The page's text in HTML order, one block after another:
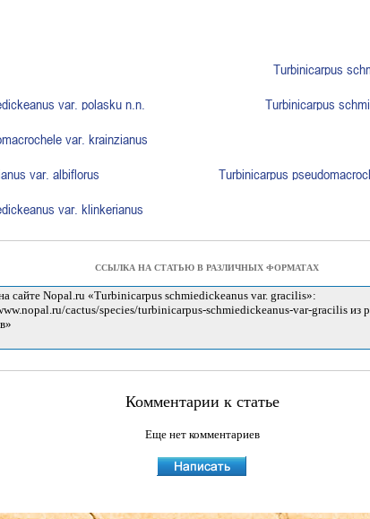
var. polasku n.n.
var. krainzianus
var. albiflorus
var. klinkerianus
Turbinicarpus
Turbinicarpus
Turbinicarpus
ССЫЛКА НА СТАТЬЮ В РАЗЛИЧНЫХ ФОРМАТАХ
Комментарии к статье
Еще нет комментариев